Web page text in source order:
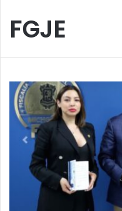
FGJE